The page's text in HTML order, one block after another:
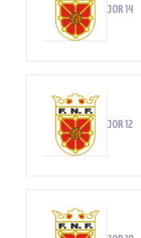
JOR 14
JOR 12